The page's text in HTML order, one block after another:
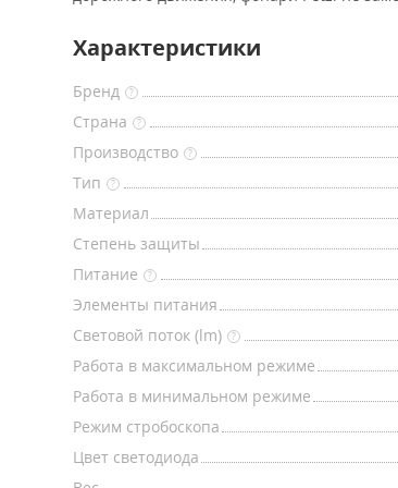
Характеристики
Бренд ?
Страна
?
Производство
?
Тип
?
Материал
Степень защиты
Питание
?
Элементы питания
Световой поток (lm)
?
Работа в максимальном режиме
Работа в минимальном режиме
Режим стробоскопа
Цвет светодиода